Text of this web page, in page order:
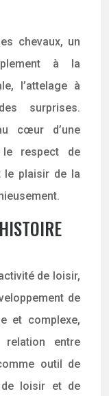
chevaux, un
à la
l’attelage à
surprises.
cœur d’une
le respect de
le plaisir de la
de loisir,
de
et complexe,
relation entre
outil de
de loisir et de